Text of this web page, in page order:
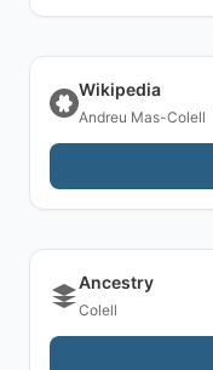
Wikipedia
Andreu Mas-Colell
Ancestry
Colell